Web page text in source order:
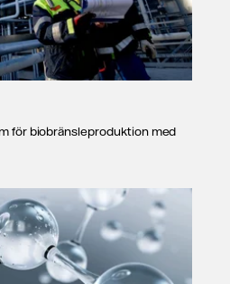
för biobränsleproduktion med